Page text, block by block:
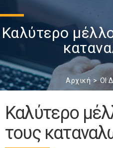
Καλύτερο
Αρχική ΟΙ
Καλύτερο
τους